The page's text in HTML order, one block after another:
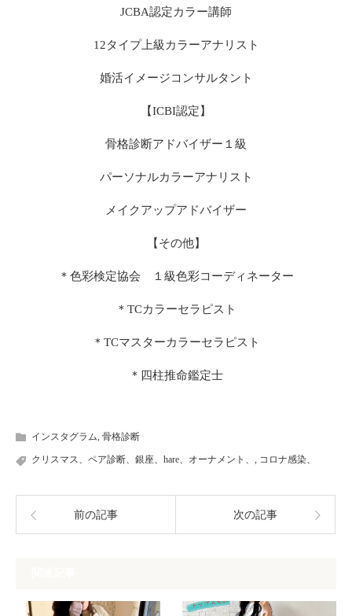
JCBA認定カラー講師
12タイプ上級カラーアナリスト
婚活イメージコンサルタント
【ICBI認定】
骨格診断アドバイザー１級
パーソナルカラーアナリスト
メイクアップアドバイザー
【その他】
＊色彩検定協会 １級色彩コーディネーター
＊TCカラーセラピスト
＊TCマスターカラーセラピスト
＊四柱推命鑑定士
インスタグラム, 骨格診断
クリスマス、ペア診断、銀座、hare、オーナメント、 , コロナ感染、
前の記事 次の記事